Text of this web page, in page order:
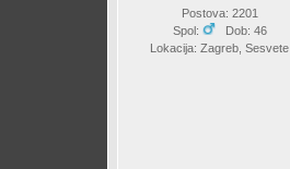
Postova: 2201
Spol:
Dob: 46
Lokacija: Zagreb, Sesvete